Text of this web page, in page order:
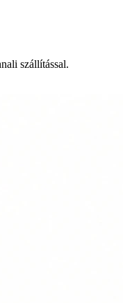
szállítással.